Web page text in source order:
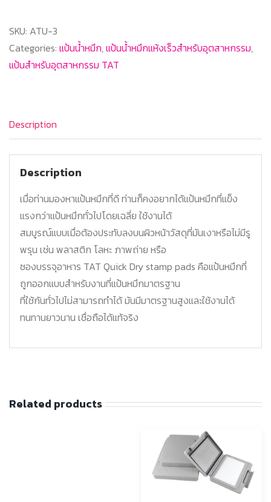
หมึก
แห้ง
เร็ว
SKU: ATU-3
Categories: แป้นน้ำหมึก,แป้นน้ำหมึกแห้งเร็วสำหรับอุตสาหกรรม,
แป้นสำหรับอุตสาหกรรม TAT
Description
Description
เมื่อท่านมองหาแป้นหมึกที่ดี ท่านก็คงอยากได้แป้นหมึกที่แข็ง
แรงกว่าแป้นหมึกทั่วไปโดยเฉลี่ย ใช้งานได้
สมบูรณ์แบบเมื่อต้องประทับลงบนผิวหน้าวัสดุที่มันเงาหรือไม่มีรู
พรุน เช่น พลาสติก โลหะ ภาพถ่าย หรือ
ซองบรรจุอาหาร TAT Quick Dry stamp pads คือแป้นหมึกที่
ถูกออกแบบสำหรับงานที่แป้นหมึกมาตรฐาน
ที่ใช้กันทั่วไปไม่สามารถทำได้ มันมีมาตรฐานสูงและใช้งานได้
ทนทานยาวนาน เชื่อถือได้แท้จริง
Related products